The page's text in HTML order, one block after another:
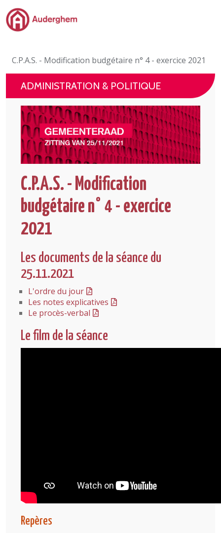
Passer au contenu principal
Événements et vie associative
eGuichet
Vivre à Auderghem
En 1 clic
C.P.A.S. - Modification budgétaire n° 4 - exercice 2021
ADMINISTRATION & POLITIQUE
C.P.A.S. - Modification
budgétaire n° 4 - exercice
2021
Les documents de la séance du
25.11.2021
L'ordre du jour
Les notes explicatives
Le procès-verbal
Le film de la séance
Repères